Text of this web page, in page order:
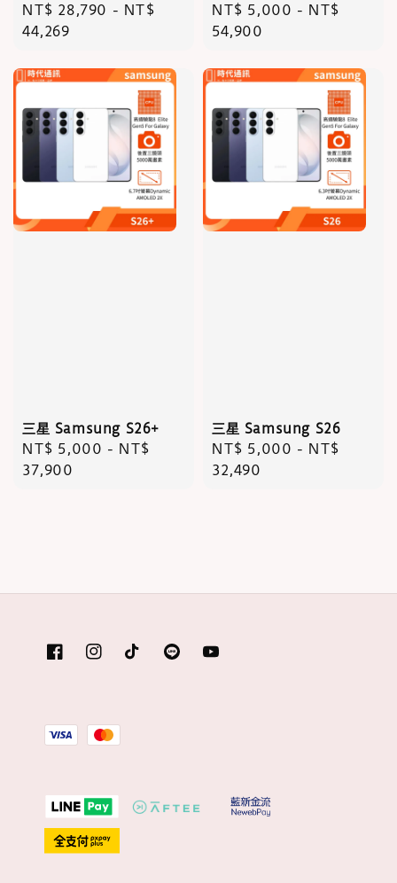
Regular
price
NT$ 28,790 - NT$
44,269
Regular
price
NT$ 5,000 - NT$
54,900
三星 Samsung S26+
Regular
price
NT$ 5,000 - NT$
37,900
三星 Samsung S26
Regular
price
NT$ 5,000 - NT$
32,490